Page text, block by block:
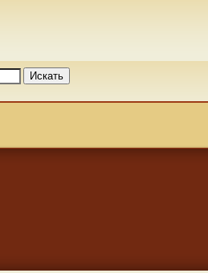
Искать